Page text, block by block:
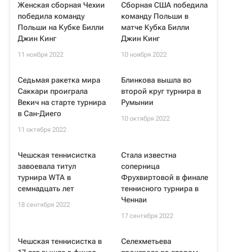
Женская сборная Чехии
победила команду
Польши на Кубке Билли
Джин Кинг
11 ноября 2022
Сборная США победила
команду Польши в
матче Кубка Билли
Джин Кинг
10 ноября 2022
Седьмая ракетка мира
Саккари проиграла
Векич на старте турнира
в Сан-Диего
11 октября 2022
Блинкова вышла во
второй круг турнира в
Румынии
10 октября 2022
Чешская теннисистка
завоевала титул
турнира WTA в
семнадцать лет
18 сентября 2022
Стала известна
соперница
Фрухвиртовой в финале
теннисного турнира в
Ченнаи
17 сентября 2022
Чешская теннисистка в
Селехметьева